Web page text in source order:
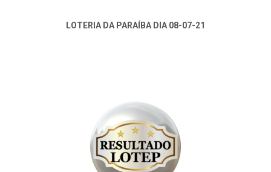
LOTERIA DA PARAÍBA DIA 08-07-21